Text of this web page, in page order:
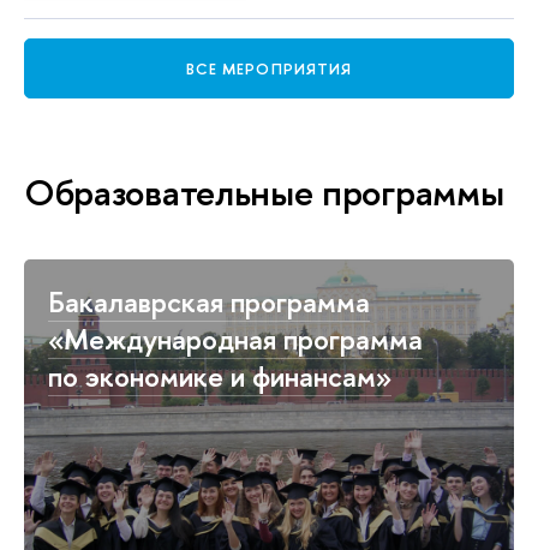
ВСЕ МЕРОПРИЯТИЯ
Образовательные программы
Бакалаврская программа
«Международная программа
по экономике и финансам»